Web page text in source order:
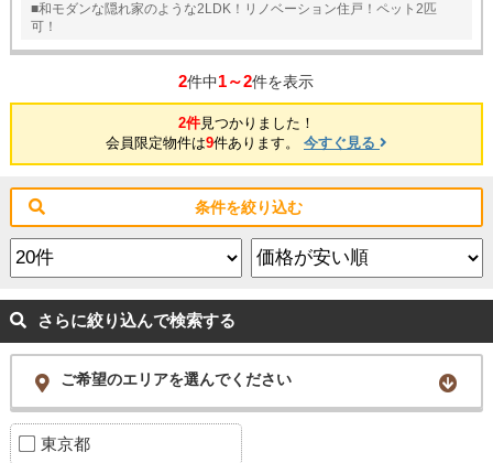
■和モダンな隠れ家のような2LDK！リノベーション住戸！ペット2匹
可！
2件中1～2件を表示
2件見つかりました！
会員限定物件は9件あります。 今すぐ見る
条件を絞り込む
さらに絞り込んで検索する
ご希望のエリアを選んでください
東京都